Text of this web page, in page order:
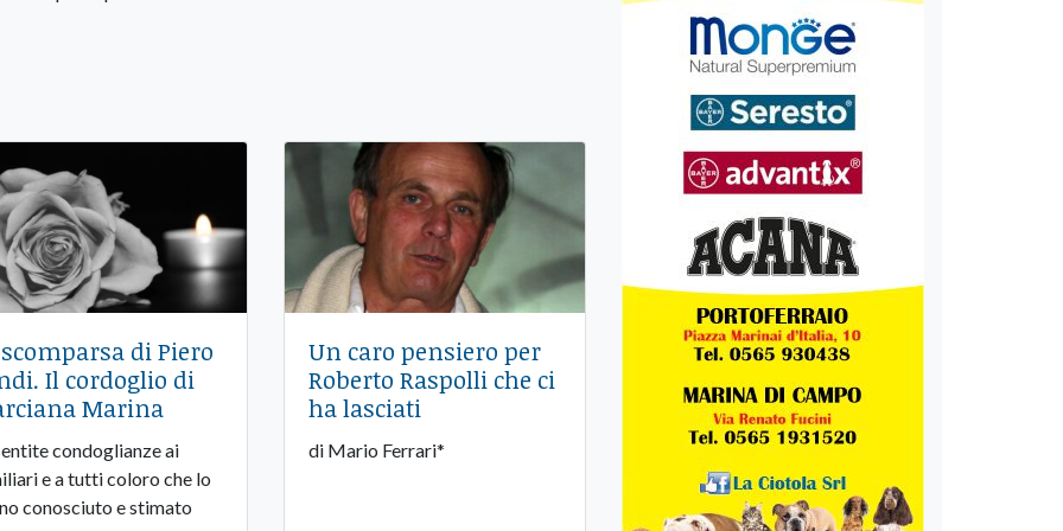
di Piero
Il cordoglio di
Marina
condoglianze ai
e a tutti coloro che lo
conosciuto e stimato
Un caro pensiero per
Roberto Raspolli che ci
ha lasciati
di Mario Ferrari*